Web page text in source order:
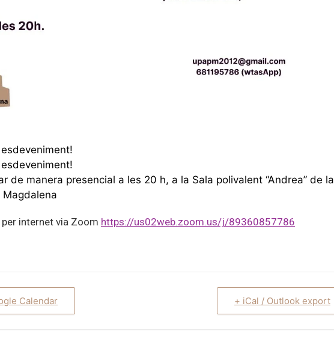
de manera presencial a les 20 h, a la Sala polivalent “Andrea” de la
internet via Zoom https://us02web.zoom.us/j/89360857786
Calendar + iCal / Outlook export